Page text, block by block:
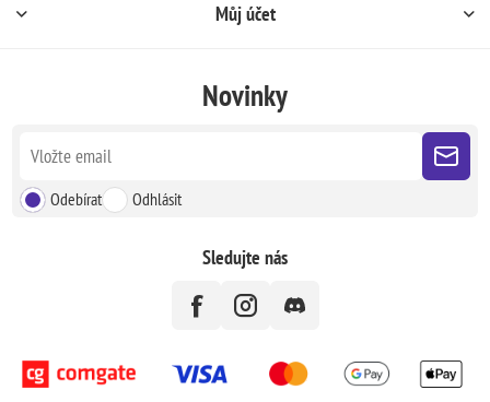
Můj účet
Novinky
Odebírat Odhlásit
Sledujte nás